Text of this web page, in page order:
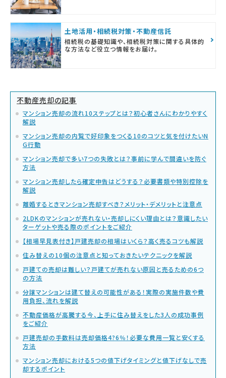
土地活用・相続税対策・不動産信託
相続税の基礎知識や、相続税対策に関する具体的
な方法など役立つ情報をお届け。
不動産売却の記事
マンション売却の流れ10ステップとは？初心者さんにわかりやすく
解説
マンション売却の内覧で好印象をつくる10のコツと気を付けたいN
G行動
マンション売却で多い7つの失敗とは？事前に学んで間違いを防ぐ
方法
マンション売却したら確定申告はどうする？必要書類や特別控除を
解説
離婚するときマンション売却すべき？メリット・デメリットと注意点
2LDKのマンションが売れない・売却しにくい理由とは？意識したい
ターゲットや売る際のポイントをご紹介
【相場早見表付き】戸建売却の相場はいくら？高く売るコツも解説
住み替えの10個の注意点と知っておきたいテクニックを解説
戸建ての売却は難しい？戸建てが売れない原因と売るための6つ
の方法
分譲マンションは建て替えの可能性がある！実際の実施件数や費
用負担、流れを解説
不動産価格が高騰する今、上手に住み替えをした3人の成功事例
をご紹介
戸建売却の手数料は売却価格4?6％！必要な費用一覧と安くする
方法
マンション売却における5つの値下げタイミングと値下げなしで売
却するポイント